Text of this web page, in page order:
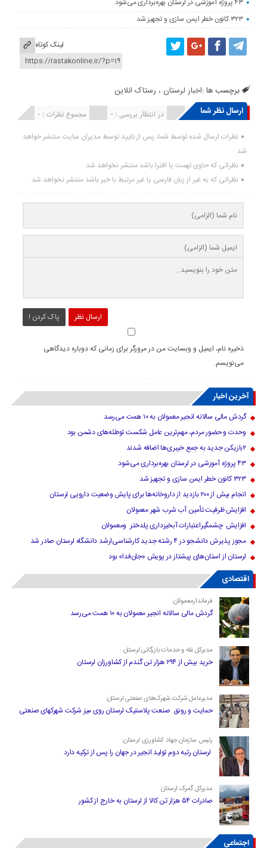
۴۳ پروژه آموزشی در لرستان بهره‌برداری می‌شود
۳۲۳ کانون خطر ایمن سازی و تجهیز شد
لینک کوتاه
برچسب ها :اخبار لرستان ، رستاک انلاین
ارسال نظر شما
مجموع نظرات : 0 در انتظار بررسی : 0 انتشار یافته : ۰
نظرات ارسال شده توسط شما، پس از تایید توسط مدیران سایت منتشر خواهد
شد.
نظراتی که حاوی تهمت یا افترا باشد منتشر نخواهد شد.
نظراتی که به غیر از زبان فارسی یا غیر مرتبط با خبر باشد منتشر نخواهد شد.
ارسال نظر پاک کردن !
ذخیره نام، ایمیل و وبسایت من در مرورگر برای زمانی که دوباره دیدگاهی
می‌نویسم.
آخرین اخبار
گردش مالی سالانه انجیر معمولان به ۱۰ همت می‌رسد
وحدت و حضور مردم، مهم‌ترین عامل شکست توطئه‌های دشمن بود
۲بازیکن جدید به جمع خیبری‌ها اضافه شدند
۴۳ پروژه آموزشی در لرستان بهره‌برداری می‌شود
۳۲۳ کانون خطر ایمن سازی و تجهیز شد
انجام بیش از ۲۰۰ بازدید از داروخانه‌ها برای پایش وضعیت دارویی لرستان
افزایش ظرفیت تأمین آب شرب شهر معمولان
افزایش چشمگیراعتبارات آبخیزداری پلدختر ومعمولان
مجوز پذیرش دانشجو در ۴ رشته جدید کارشناسی‌ارشد دانشگاه لرستان صادر شد
لرستان از استان‌های پیشتاز در پویش «جان‌فدا» بود
اقتصادی
فرماندارمعمولان:
گردش مالی سالانه انجیر معمولان به ۱۰ همت می‌رسد
مدیرکل غله و خدمات بازرگانی لرستان :
خرید بیش از ۲۹۴ هزار تن گندم از کشاورزان لرستان
مدیرعامل شرکت شهرک‌های صنعتی لرستان:
حمایت و رونق صنعت پلاستیک لرستان روی میز شرکت شهرکهای صنعتی
رئیس سازمان جهاد کشاورزی لرستان:
لرستان رتبه دوم تولید انجیر در جهان را پس از ترکیه دارد
مدیرکل گمرک لرستان
صادرات ۵۴ هزار تن کالا از لرستان به خارج از کشور
اجتماعی